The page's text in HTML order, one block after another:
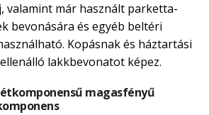
valamint már használt parketta-
bevonására és egyéb beltéri
Kopásnak és háztartási
lakkbevonatot képez.
magasfényű